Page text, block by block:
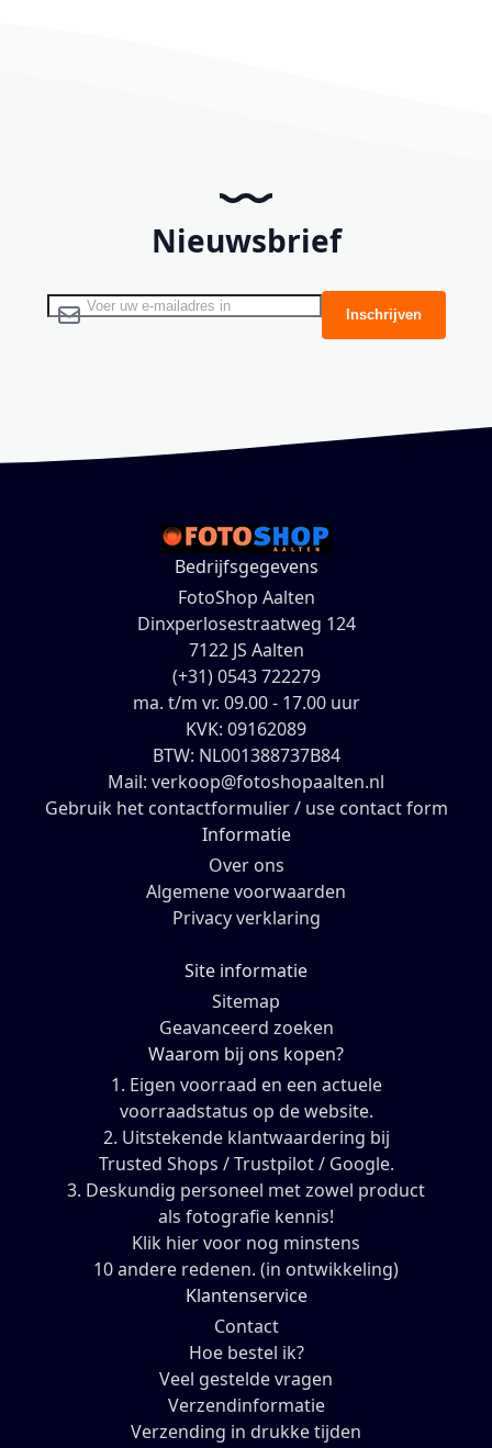
Nieuwsbrief
Abonneer u op onze nieuwsbrief Inschrijven
Bedrijfsgegevens
FotoShop Aalten
Dinxperlosestraatweg 124
7122 JS Aalten
(+31) 0543 722279
ma. t/m vr. 09.00 - 17.00 uur
KVK: 09162089
BTW: NL001388737B84
Mail: verkoop@fotoshopaalten.nl
Gebruik het contactformulier / use contact form
Informatie
Over ons
Algemene voorwaarden
Privacy verklaring
Site informatie
Sitemap
Geavanceerd zoeken
Waarom bij ons kopen?
1. Eigen voorraad en een actuele
voorraadstatus op de website.
2. Uitstekende klantwaardering bij
Trusted Shops / Trustpilot / Google.
3. Deskundig personeel met zowel product
als fotografie kennis!
Klik hier voor nog minstens
10 andere redenen. (in ontwikkeling)
Klantenservice
Contact
Hoe bestel ik?
Veel gestelde vragen
Verzendinformatie
Verzending in drukke tijden